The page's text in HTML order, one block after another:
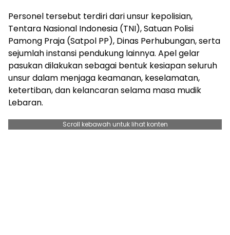
Personel tersebut terdiri dari unsur kepolisian,
Tentara Nasional Indonesia (TNI), Satuan Polisi
Pamong Praja (Satpol PP), Dinas Perhubungan, serta
sejumlah instansi pendukung lainnya. Apel gelar
pasukan dilakukan sebagai bentuk kesiapan seluruh
unsur dalam menjaga keamanan, keselamatan,
ketertiban, dan kelancaran selama masa mudik
Lebaran.
Scroll kebawah untuk lihat konten